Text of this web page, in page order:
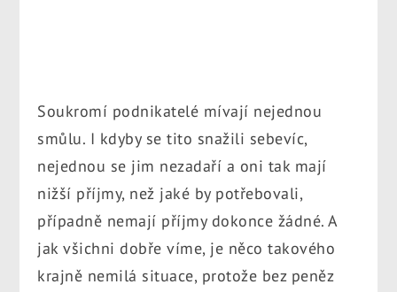
Soukromí podnikatelé mívají nejednou
smůlu. I kdyby se tito snažili sebevíc,
nejednou se jim nezadaří a oni tak mají
nižší příjmy, než jaké by potřebovali,
případně nemají příjmy dokonce žádné. A
jak všichni dobře víme, je něco takového
krajně nemilá situace, protože bez peněz